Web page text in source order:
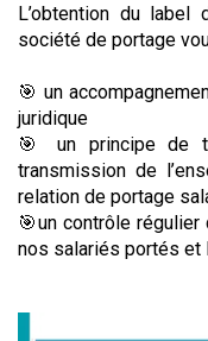
L’obtention du label
société de portage
🎯 un
juridique
🎯 un principe de
transmission de
relation de portage
🎯un contrôle
nos salariés portés et